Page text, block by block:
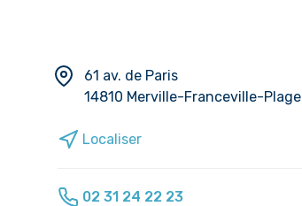
61 av. de Paris
14810 Merville-Franceville-Plage
Localiser
02 31 24 22 23